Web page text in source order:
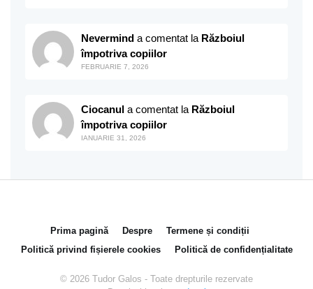
Nevermind a comentat la Războiul
împotriva copiilor
FEBRUARIE 7, 2026
Ciocanul a comentat la Războiul
împotriva copiilor
IANUARIE 31, 2026
Prima pagină Despre
Termene și condiții
Politică privind fișierele cookies
Politică de confidențialitate
© 2026 Tudor Galos - Toate drepturile rezervate